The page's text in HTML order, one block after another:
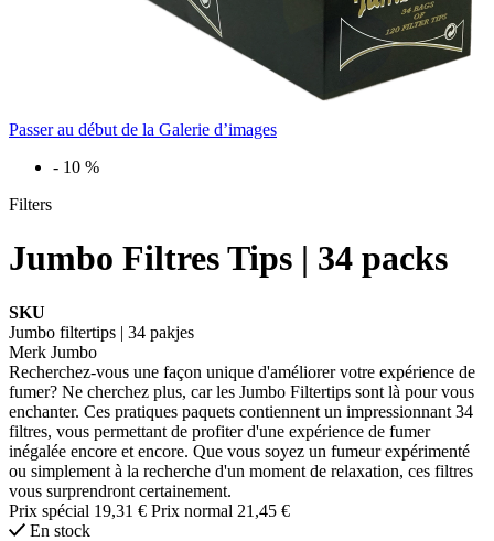
Passer au début de la Galerie d’images
- 10 %
Filters
Jumbo Filtres Tips | 34 packs
SKU
Jumbo filtertips | 34 pakjes
Merk Jumbo
Recherchez-vous une façon unique d'améliorer votre expérience de
fumer? Ne cherchez plus, car les Jumbo Filtertips sont là pour vous
enchanter. Ces pratiques paquets contiennent un impressionnant 34
filtres, vous permettant de profiter d'une expérience de fumer
inégalée encore et encore. Que vous soyez un fumeur expérimenté
ou simplement à la recherche d'un moment de relaxation, ces filtres
vous surprendront certainement.
Prix spécial 19,31 € Prix normal 21,45 €
En stock